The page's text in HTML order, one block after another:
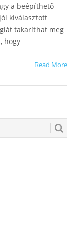
a beépíthető
kiválasztott
takaríthat meg
hogy
Read More